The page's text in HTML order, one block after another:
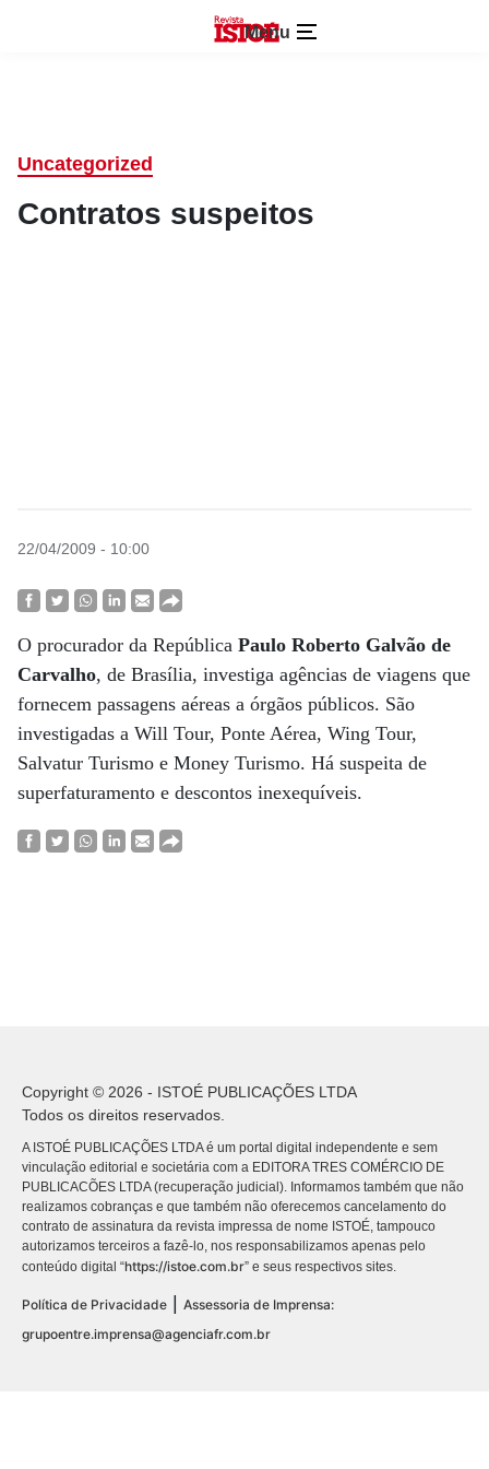
Menu
Uncategorized
Contratos suspeitos
22/04/2009 - 10:00
O procurador da República Paulo Roberto Galvão de
Carvalho, de Brasília, investiga agências de viagens que
fornecem passagens aéreas a órgãos públicos. São
investigadas a Will Tour, Ponte Aérea, Wing Tour,
Salvatur Turismo e Money Turismo. Há suspeita de
superfaturamento e descontos inexequíveis.
Copyright © 2026 - ISTOÉ PUBLICAÇÕES LTDA
Todos os direitos reservados.
A ISTOÉ PUBLICAÇÕES LTDA é um portal digital independente e sem
vinculação editorial e societária com a EDITORA TRES COMÉRCIO DE
PUBLICACÕES LTDA (recuperação judicial). Informamos também que não
realizamos cobranças e que também não oferecemos cancelamento do
contrato de assinatura da revista impressa de nome ISTOÉ, tampouco
autorizamos terceiros a fazê-lo, nos responsabilizamos apenas pelo
conteúdo digital “https://istoe.com.br” e seus respectivos sites.
Política de Privacidade
Assessoria de Imprensa:
grupoentre.imprensa@agenciafr.com.br